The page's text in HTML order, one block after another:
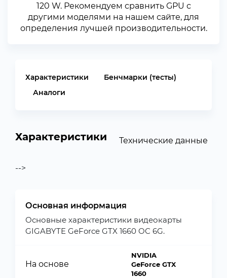
120 W. Рекомендуем сравнить GPU с
другими моделями на нашем сайте, для
определения лучшей производительности.
Характеристики
Бенчмарки (тесты)
Аналоги
Характеристики Технические данные
-->
Основная информация
Основные характеристики видеокарты
GIGABYTE GeForce GTX 1660 OC 6G.
На основе
NVIDIA
GeForce GTX
1660